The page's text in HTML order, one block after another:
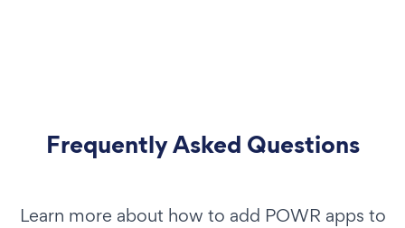
Frequently Asked Questions
Learn more about how to add POWR apps to